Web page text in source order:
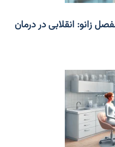
زانو: انقلابی در درمان